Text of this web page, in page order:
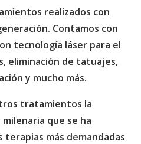
realizados con
Contamos con
tecnología láser para el
eliminación de tatuajes,
y mucho más.
tratamientos la
milenaria que se ha
más demandadas